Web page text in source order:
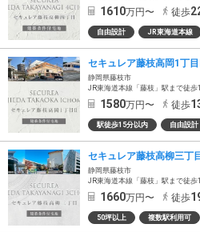
1610万円〜 徒歩
自由設計 JR東海道本線
静岡県藤枝市
JR東海道本線「藤枝」駅まで徒歩
1580万円〜 徒歩
駅徒歩15分以内 自由設計
静岡県藤枝市
JR東海道本線「藤枝」駅まで徒歩
1660万円〜 徒歩
50坪以上 複数駅利用可